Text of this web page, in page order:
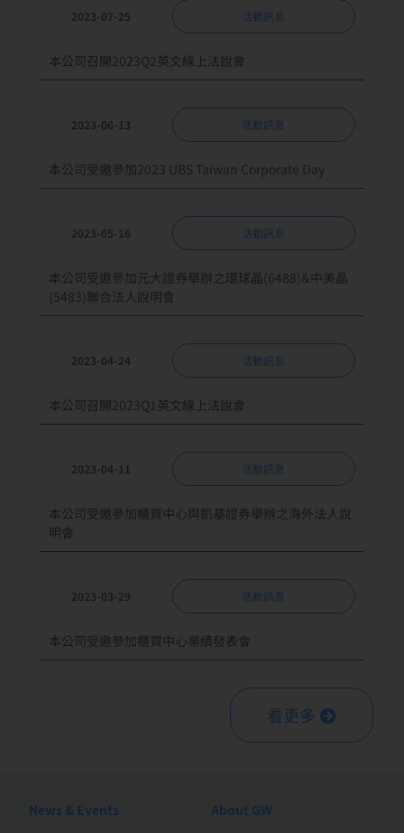
2023-07-25 活動訊息
本公司召開2023Q2英文線上法說會
2023-06-13 活動訊息
本公司受邀參加2023 UBS Taiwan Corporate Day
2023-05-16 活動訊息
本公司受邀參加元大證券舉辦之環球晶(6488)&中美晶
(5483)聯合法人說明會
2023-04-24 活動訊息
本公司召開2023Q1英文線上法說會
2023-04-11 活動訊息
本公司受邀參加櫃買中心與凱基證券舉辦之海外法人說
明會
2023-03-29 活動訊息
本公司受邀參加櫃買中心業績發表會
看更多
News & Events About GW